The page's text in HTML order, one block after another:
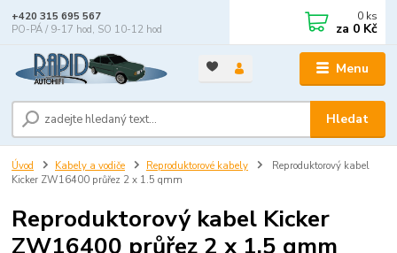
Menu
Hledat
+420 315 695 567
PO-PÁ / 9-17 hod, SO 10-12 hod
0 ks
za 0 Kč
Úvod Kabely a vodiče Reproduktorové kabely
Reproduktorový kabel
Kicker ZW16400 průřez 2 x 1.5 qmm
Reproduktorový kabel Kicker
ZW16400 průřez 2 x 1.5 qmm